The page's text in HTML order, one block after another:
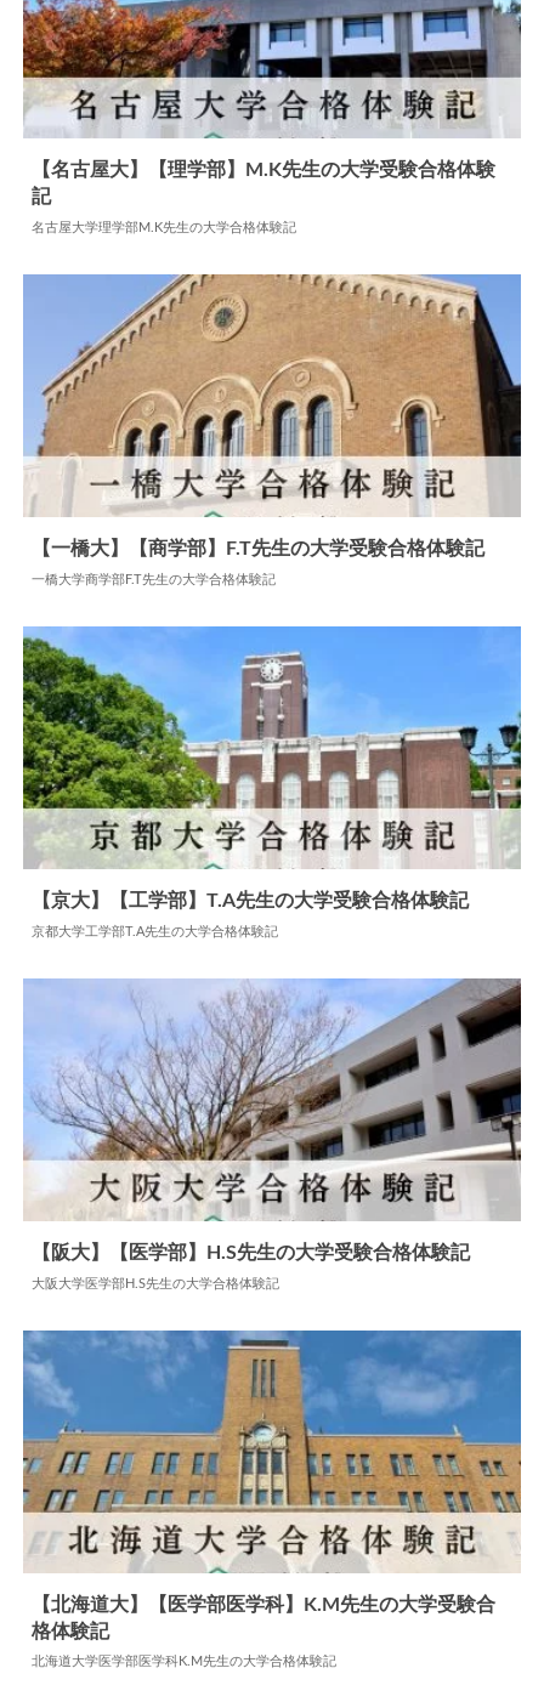
大学合格体験記
【名古屋大】【理学部】M.K先生の大学受験合格体験
記
名古屋大学理学部M.K先生の大学合格体験記
【一橋大】【商学部】F.T先生の大学受験合格体験記
一橋大学商学部F.T先生の大学合格体験記
【京大】【工学部】T.A先生の大学受験合格体験記
京都大学工学部T.A先生の大学合格体験記
【阪大】【医学部】H.S先生の大学受験合格体験記
大阪大学医学部H.S先生の大学合格体験記
大学合格体験記
【北海道大】【医学部医学科】K.M先生の大学受験合
格体験記
北海道大学医学部医学科K.M先生の大学合格体験記